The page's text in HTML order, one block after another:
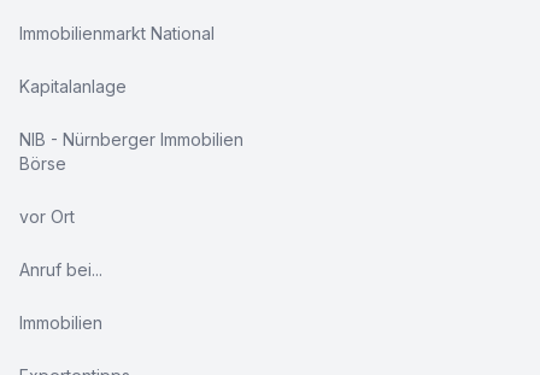
Immobilienmarkt National
Kapitalanlage
NIB - Nürnberger Immobilien
Börse
vor Ort
Anruf bei...
Immobilien